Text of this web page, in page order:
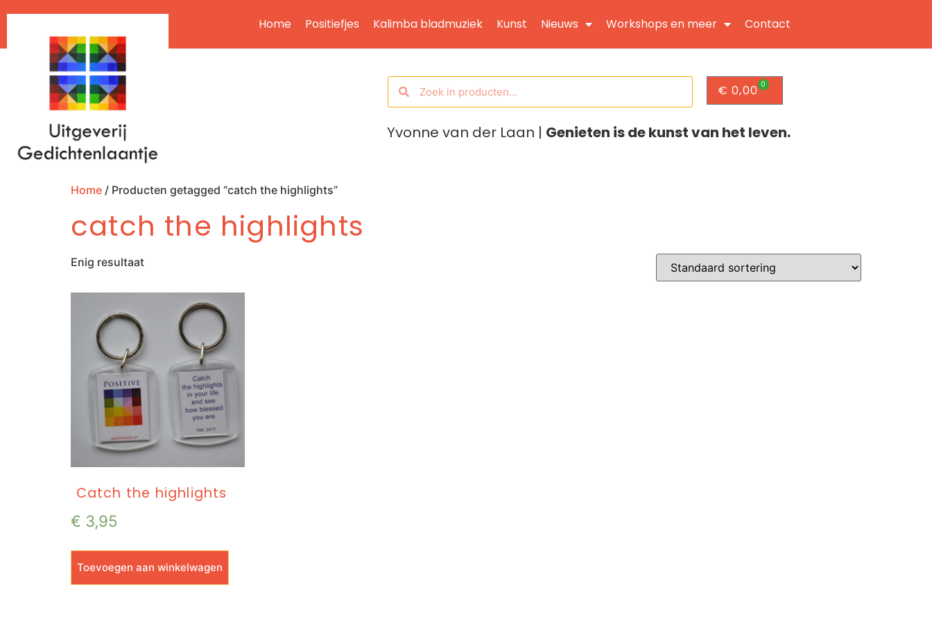
Home Positiefjes Kalimba bladmuziek Kunst Nieuws Workshops en meer Contact
€ 0,00 0
Yvonne van der Laan | Genieten is de kunst van het leven.
Home / Producten getagged “catch the highlights”
catch the highlights
Enig resultaat
Catch the highlights
€ 3,95
Toevoegen aan winkelwagen